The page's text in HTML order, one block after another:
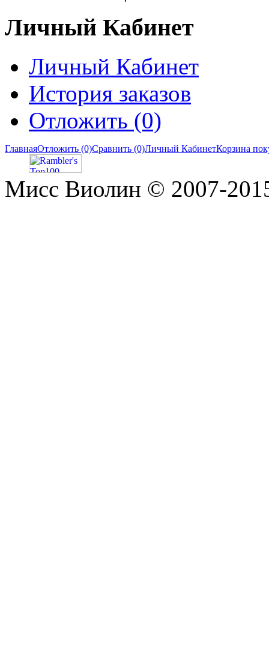
Личный Кабинет
Личный Кабинет
История заказов
Отложить (0)
ГлавнаяОтложить (0)Сравнить (0)Личный КабинетКорзина
Мисс Виолин © 2007-